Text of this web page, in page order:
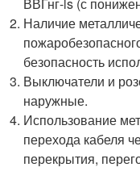
ВВГнг-ls (с
Наличие
безопасность
Выключатели и
наружные.
Использование
перехода кабеля
перекрытия,